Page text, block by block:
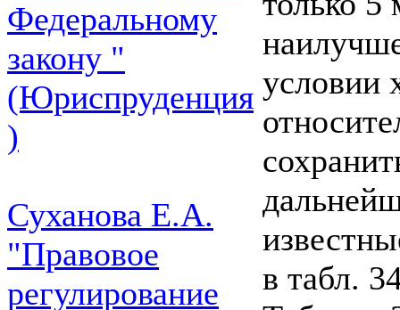
Федеральному
закону "
(Юриспруденция
)
Суханова Е.А.
"Правовое
регулирование
условии
в табл.